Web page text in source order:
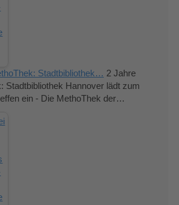
Stadtbibliothek… 2 Jahre
Stadtbibliothek Hannover lädt zum
ein - Die MethoThek der…